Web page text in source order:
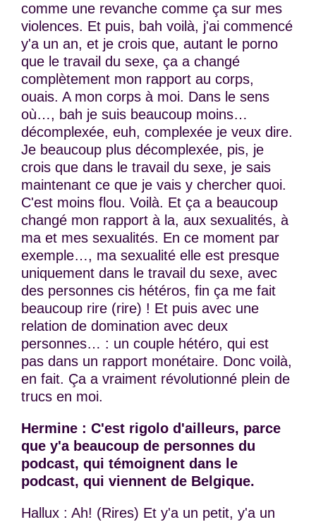
comme une revanche comme ça sur mes
violences. Et puis, bah voilà, j'ai commencé
y'a un an, et je crois que, autant le porno
que le travail du sexe, ça a changé
complètement mon rapport au corps,
ouais. A mon corps à moi. Dans le sens
où…, bah je suis beaucoup moins…
décomplexée, euh, complexée je veux dire.
Je beaucoup plus décomplexée, pis, je
crois que dans le travail du sexe, je sais
maintenant ce que je vais y chercher quoi.
C'est moins flou. Voilà. Et ça a beaucoup
changé mon rapport à la, aux sexualités, à
ma et mes sexualités. En ce moment par
exemple…, ma sexualité elle est presque
uniquement dans le travail du sexe, avec
des personnes cis hétéros, fin ça me fait
beaucoup rire (rire) ! Et puis avec une
relation de domination avec deux
personnes… : un couple hétéro, qui est
pas dans un rapport monétaire. Donc voilà,
en fait. Ça a vraiment révolutionné plein de
trucs en moi.
Hermine : C'est rigolo d'ailleurs, parce
que y'a beaucoup de personnes du
podcast, qui témoignent dans le
podcast, qui viennent de Belgique.
Hallux : Ah! (Rires) Et y'a un petit, y'a un